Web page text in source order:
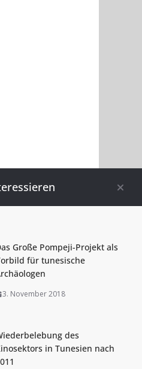
Große Pompeji-Projekt als
für tunesische
3. November 2018
des
in Tunesien nach